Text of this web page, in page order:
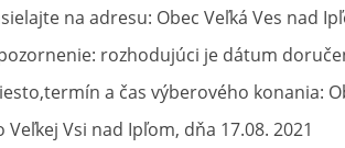
na adresu: Obec Veľká Ves nad
rozhodujúci je dátum
a čas výberového konania:
Veľkej Vsi nad Ipľom, dňa